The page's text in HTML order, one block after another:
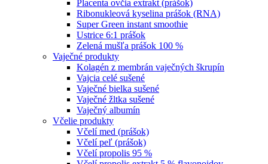
Placenta ovčia extrakt (prášok)
Ribonukleová kyselina prášok (RNA)
Super Green instant smoothie
Ustrice 6:1 prášok
Zelená mušľa prášok 100 %
Vaječné produkty
Kolagén z membrán vaječných škrupín
Vajcia celé sušené
Vaječné bielka sušené
Vaječné žltka sušené
Vaječný albumín
Včelie produkty
Včelí med (prášok)
Včelí peľ (prášok)
Včelí propolis 95 %